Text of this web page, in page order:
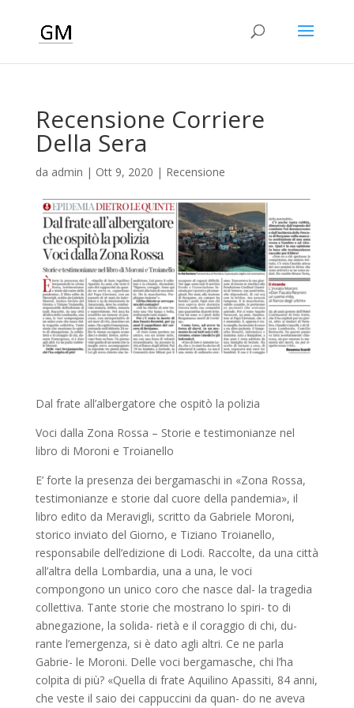
Recensione Corriere
Della Sera
da admin | Ott 9, 2020 | Recensione
Dal frate all’albergatore che ospitò la polizia
Voci dalla Zona Rossa – Storie e testimonianze nel
libro di Moroni e Troianello
E’ forte la presenza dei bergamaschi in «Zona Rossa,
testimonianze e storie dal cuore della pandemia», il
libro edito da Meravigli, scritto da Gabriele Moroni,
storico inviato del Giorno, e Tiziano Troianello,
responsabile dell’edizione di Lodi. Raccolte, da una città
all’altra della Lombardia, una a una, le voci
compongono un unico coro che nasce dal- la tragedia
collettiva. Tante storie che mostrano lo spiri- to di
abnegazione, la solida- rietà e il coraggio di chi, du-
rante l’emergenza, si è dato agli altri. Ce ne parla
Gabrie- le Moroni. Delle voci bergamasche, chi l’ha
colpita di più? «Quella di frate Aquilino Apassiti, 84 anni,
che veste il saio dei cappuccini da quan- do ne aveva